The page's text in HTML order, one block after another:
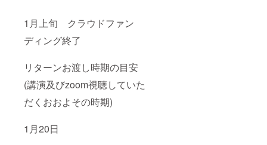
1月上旬 クラウドファン
ディング終了
リターンお渡し時期の目安
(講演及びzoom視聴していた
だくおおよその時期)
1月20日